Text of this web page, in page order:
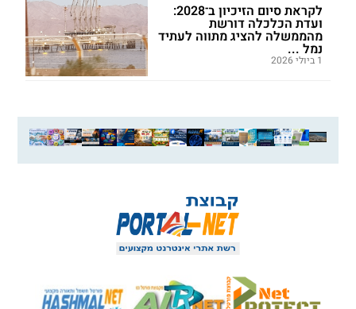
לקראת סיום הזיכיון ב־2028:
ועדת הכלכלה דורשת
מהממשלה להציג מתווה לעתיד
נמל ...
1 ביולי 2026